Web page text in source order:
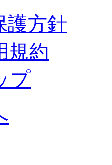
護方針
規約
プ